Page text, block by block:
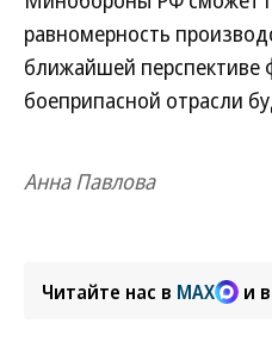
равномерность
ближайшей перспективе
боеприпасной отрасли
Анна Павлова
Читайте нас в MAX и в